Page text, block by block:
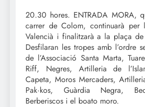
20.30 hores. ENTRADA MORA,
carrer de Colom, continuarà per
Valencià i finalitzarà a la plaça
Desfilaran les tropes amb l’ordre
de l’Associació Santa Marta,
Riff, Negres, Artilleria de
Capeta, Moros Mercaders,
Pak·kos, Guàrdia Negra,
Berberiscos i el boato moro.